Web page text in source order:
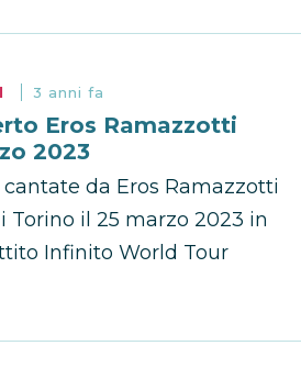
3 anni fa
Eros Ramazzotti
2023
da Eros Ramazzotti
Torino il 25 marzo 2023 in
Infinito World Tour